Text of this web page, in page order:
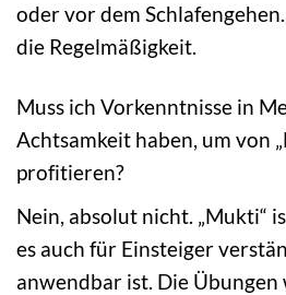
oder vor dem
die Regelmäßigkeit.
Muss ich Vorkenntnisse in
Achtsamkeit haben, um von
profitieren?
Nein, absolut nicht. „Mukti“
es auch für Einsteiger
anwendbar ist. Die